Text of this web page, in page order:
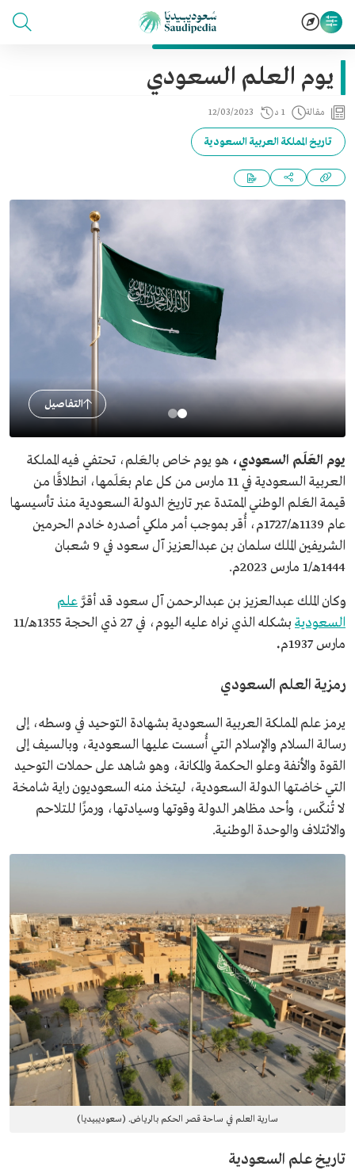
يوم العلم السعودي
مقالة 1 د 12/03/2023
تاريخ المملكة العربية السعودية
التفاصيل
يوم العَلَم السعودي، هو يوم خاص بالعَلم، تحتفي فيه المملكة
العربية السعودية في 11 مارس من كل عام بعَلَمها، انطلاقًا من
قيمة العَلم الوطني الممتدة عبر تاريخ الدولة السعودية منذ تأسيسها
عام 1139هـ/1727م، أُقر بموجب أمر ملكي أصدره خادم الحرمين
الشريفين الملك سلمان بن عبدالعزيز آل سعود في 9 شعبان
1444هـ/1 مارس 2023م.
وكان الملك عبدالعزيز بن عبدالرحمن آل سعود قد أقرَّ علم
السعودية
بشكله الذي نراه عليه اليوم، في 27 ذي الحجة 1355هـ/11
مارس 1937م
.
رمزية العلم السعودي
يرمز علم المملكة العربية السعودية بشهادة التوحيد في وسطه، إلى
رسالة السلام والإسلام التي أُسست عليها السعودية، وبالسيف إلى
القوة والأنفة وعلو الحكمة والمكانة، وهو شاهد على حملات التوحيد
التي خاضتها الدولة السعودية، ليتخذ منه السعوديون راية شامخة
لا تُنكّس، وأحد مظاهر الدولة وقوتها وسيادتها، ورمزًا للتلاحم
والائتلاف والوحدة الوطنية.
سارية العلم في ساحة قصر الحكم بالرياض. (سعوديبيديا)
تاريخ علم السعودية